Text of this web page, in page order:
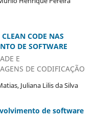
CODE NAS
DE SOFTWARE
E
DE CODIFICAÇÃO
Juliana Lilis da Silva
de software